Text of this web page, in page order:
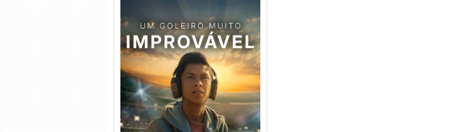
Um Goleiro Muito Improvável
Torrent (2026) WEB-DL 1080p
Dual Áudio